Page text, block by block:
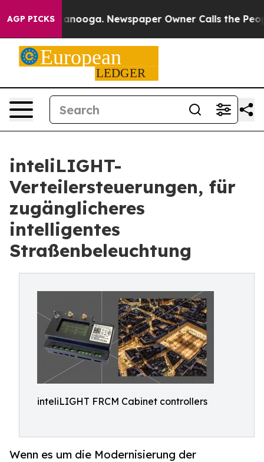
AGP PICKS Newspaper Owner Calls the People
inteliLIGHT-
Verteilersteuerungen, für
zugänglicheres
intelligentes
Straßenbeleuchtung
inteliLIGHT FRCM Cabinet controllers
Wenn es um die Modernisierung der